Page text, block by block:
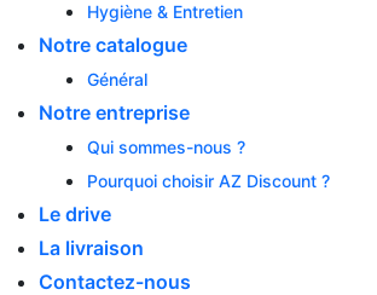
Hygiène & Entretien
Notre catalogue
Général
Notre entreprise
Qui sommes-nous ?
Pourquoi choisir AZ Discount ?
Le drive
La livraison
Contactez-nous